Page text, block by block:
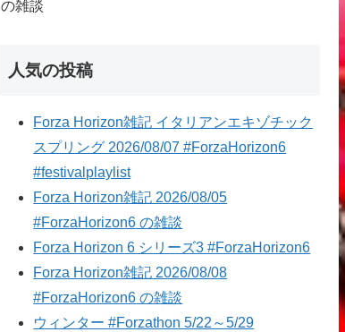
の雑談
人気の投稿
Forza Horizon雑記 イタリアンエキゾチック
スプリング 2026/08/07 #ForzaHorizon6
#festivalplaylist
Forza Horizon雑記 2026/08/05
#ForzaHorizon6 の雑談
Forza Horizon 6 シリーズ3 #ForzaHorizon6
Forza Horizon雑記 2026/08/08
#ForzaHorizon6 の雑談
ウィンター #Forzathon 5/22～5/29